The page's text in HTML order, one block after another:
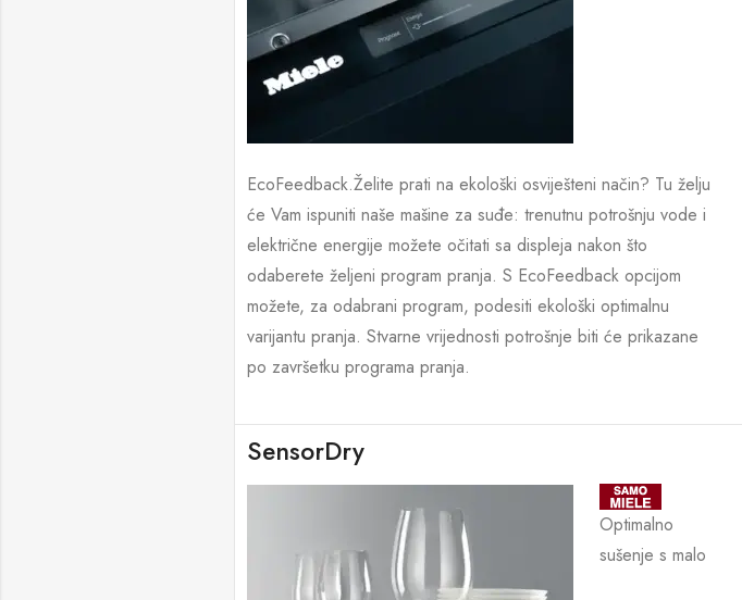
EcoFeedback.Želite prati na ekološki osviješteni način? Tu želju
će Vam ispuniti naše mašine za suđe: trenutnu potrošnju vode i
električne energije možete očitati sa displeja nakon što
odaberete željeni program pranja. S EcoFeedback opcijom
možete, za odabrani program, podesiti ekološki optimalnu
varijantu pranja. Stvarne vrijednosti potrošnje biti će prikazane
po završetku programa pranja.
SensorDry
Optimalno
sušenje s malo